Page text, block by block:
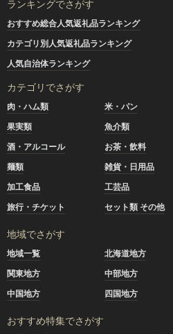
ランキングでさがす
おすすめ総合人気返礼品ランキング
カテゴリ別人気返礼品ランキング
人気自治体ランキング
カテゴリでさがす
肉・ハム類 米・パン
果実類
魚介類
酒・アルコール
お茶・飲料
麺類
雑貨・日用品
加工食品
工芸品
旅行・チケット
セット類 その他
地域でさがす
地域一覧 北海道地方
関東地方
中部地方
中国地方
四国地方
おすすめ特集でさがす